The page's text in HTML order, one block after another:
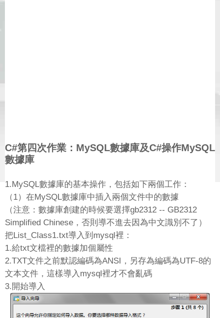
C#第四次作業：MySQL數據庫及C#操作MySQL
數據庫
1.MySQL數據庫的基本操作，包括如下兩個工作：
（1）在MySQL數據庫中插入兩個文件中的數據
（注意：數據庫創建的時候要選擇gb2312 -- GB2312
Simplified Chinese，否則導不進去因為中文識別不了）
把List_Class1.txt導入到mysql裡：
1.給txt文檔裡的數據加個屬性
2.TXT文件之前默認編碼為ANSI，另存為編碼為UTF-8的
文本文件，這樣導入mysql裡才不會亂碼
3.開始導入